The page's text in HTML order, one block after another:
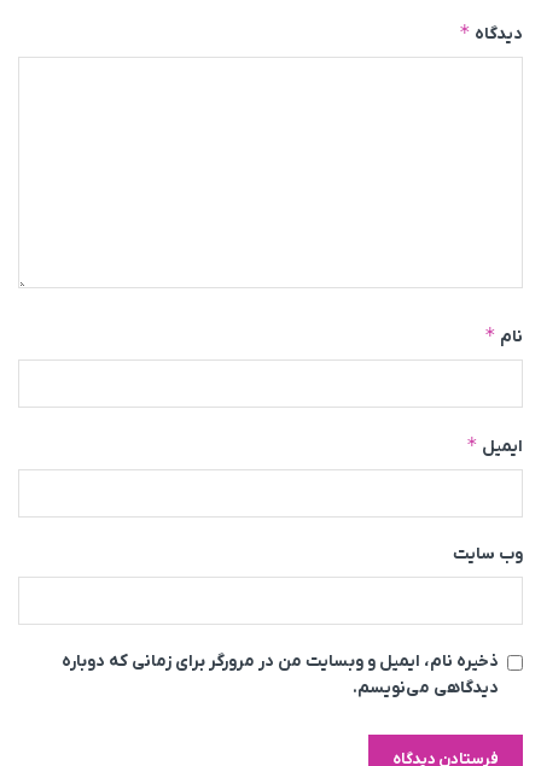
دیدگاه *
نام *
ایمیل *
وب‌ سایت
ذخیره نام، ایمیل و وبسایت من در مرورگر برای زمانی که دوباره
دیدگاهی می‌نویسم.